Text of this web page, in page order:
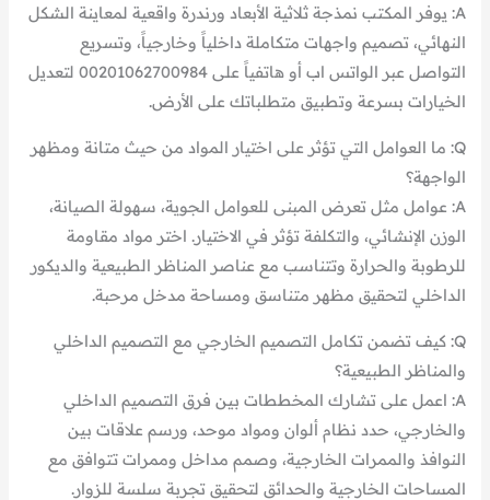
A: يوفر المكتب نمذجة ثلاثية الأبعاد ورندرة واقعية لمعاينة الشكل
النهائي، تصميم واجهات متكاملة داخلياً وخارجياً، وتسريع
التواصل عبر الواتس اب أو هاتفياً على 00201062700984 لتعديل
الخيارات بسرعة وتطبيق متطلباتك على الأرض.
Q: ما العوامل التي تؤثر على اختيار المواد من حيث متانة ومظهر
الواجهة؟
A: عوامل مثل تعرض المبنى للعوامل الجوية، سهولة الصيانة،
الوزن الإنشائي، والتكلفة تؤثر في الاختيار. اختر مواد مقاومة
للرطوبة والحرارة وتتناسب مع عناصر المناظر الطبيعية والديكور
الداخلي لتحقيق مظهر متناسق ومساحة مدخل مرحبة.
Q: كيف تضمن تكامل التصميم الخارجي مع التصميم الداخلي
والمناظر الطبيعية؟
A: اعمل على تشارك المخططات بين فرق التصميم الداخلي
والخارجي، حدد نظام ألوان ومواد موحد، ورسم علاقات بين
النوافذ والممرات الخارجية، وصمم مداخل وممرات تتوافق مع
المساحات الخارجية والحدائق لتحقيق تجربة سلسة للزوار.